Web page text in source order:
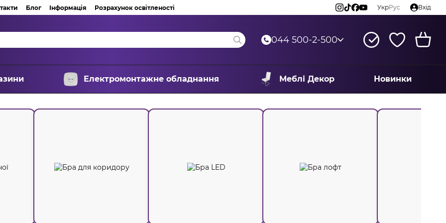
Блог Інформація Розрахунок освітленості УкрРус Вхід
044 500-2-500
Електромонтажне обладнання Меблі Декор Новинки